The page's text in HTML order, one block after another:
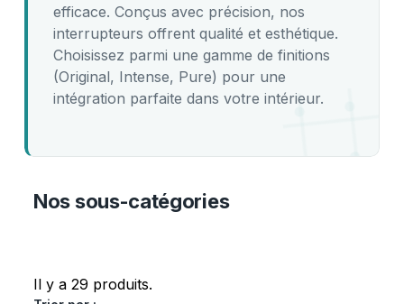
efficace. Conçus avec précision, nos
interrupteurs offrent qualité et esthétique.
Choisissez parmi une gamme de finitions
(Original, Intense, Pure) pour une
intégration parfaite dans votre intérieur.
Nos sous-catégories
Il y a 29 produits.